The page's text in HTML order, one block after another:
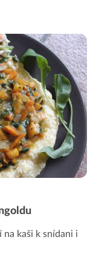
na kaši k snídani i